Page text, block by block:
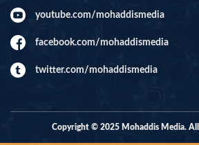
youtube.com/mohaddismedia
facebook.com/mohaddismedia
twitter.com/mohaddismedia
Copyright © 2025 Mohaddis Media.